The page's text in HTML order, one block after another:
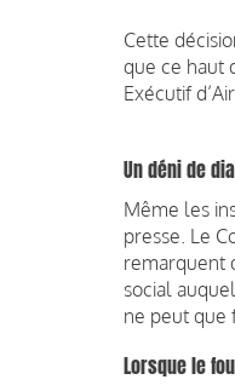
Cette
que ce haut
Exécutif
Un déni de
Même les
presse. Le
remarquent
social
ne peut que
Lorsque le